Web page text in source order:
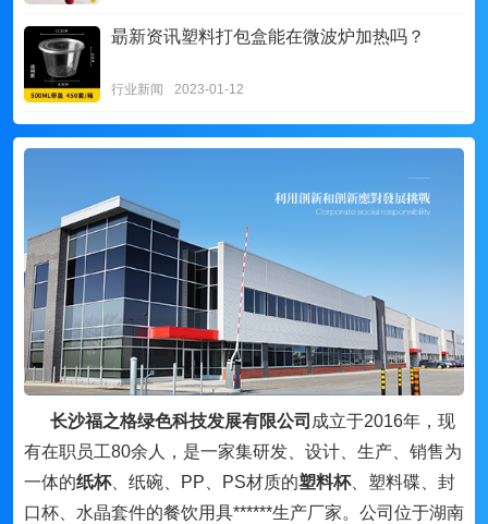
朂新资讯塑料打包盒能在微波炉加热吗？
行业新闻 2023-01-12
长沙福之格绿色科技发展有限公司 成立于2016年，现
有在职员工80余人，是一家集研发、设计、生产、销售为
一体的纸杯、纸碗、PP、PS材质的塑料杯、塑料碟、封
口杯、水晶套件的餐饮用具******生产厂家。公司位于湖南